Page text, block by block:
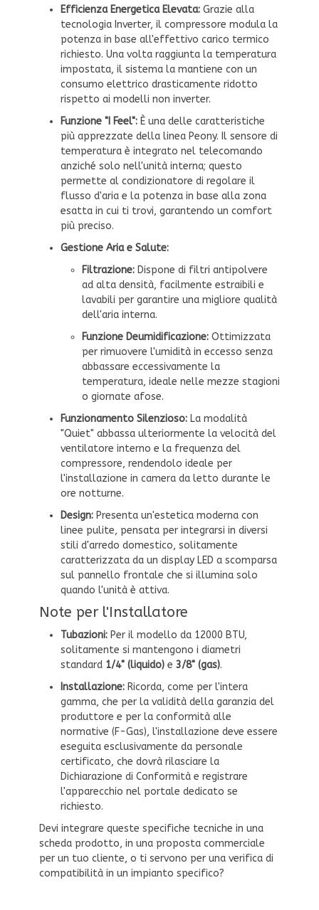
Efficienza Energetica Elevata: Grazie alla
tecnologia Inverter, il compressore modula la
potenza in base all'effettivo carico termico
richiesto. Una volta raggiunta la temperatura
impostata, il sistema la mantiene con un
consumo elettrico drasticamente ridotto
rispetto ai modelli non inverter.
Funzione "I Feel": È una delle caratteristiche
più apprezzate della linea Peony. Il sensore di
temperatura è integrato nel telecomando
anziché solo nell'unità interna; questo
permette al condizionatore di regolare il
flusso d'aria e la potenza in base alla zona
esatta in cui ti trovi, garantendo un comfort
più preciso.
Gestione Aria e Salute:
Filtrazione: Dispone di filtri antipolvere
ad alta densità, facilmente estraibili e
lavabili per garantire una migliore qualità
dell'aria interna.
Funzione Deumidificazione: Ottimizzata
per rimuovere l'umidità in eccesso senza
abbassare eccessivamente la
temperatura, ideale nelle mezze stagioni
o giornate afose.
Funzionamento Silenzioso: La modalità
"Quiet" abbassa ulteriormente la velocità del
ventilatore interno e la frequenza del
compressore, rendendolo ideale per
l'installazione in camera da letto durante le
ore notturne.
Design: Presenta un'estetica moderna con
linee pulite, pensata per integrarsi in diversi
stili d'arredo domestico, solitamente
caratterizzata da un display LED a scomparsa
sul pannello frontale che si illumina solo
quando l'unità è attiva.
Note per l'Installatore
Tubazioni: Per il modello da 12000 BTU,
solitamente si mantengono i diametri
standard 1/4" (liquido) e 3/8" (gas).
Installazione: Ricorda, come per l'intera
gamma, che per la validità della garanzia del
produttore e per la conformità alle
normative (F-Gas), l'installazione deve essere
eseguita esclusivamente da personale
certificato, che dovrà rilasciare la
Dichiarazione di Conformità e registrare
l'apparecchio nel portale dedicato se
richiesto.
Devi integrare queste specifiche tecniche in una
scheda prodotto, in una proposta commerciale
per un tuo cliente, o ti servono per una verifica di
compatibilità in un impianto specifico?